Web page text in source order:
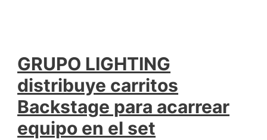
GRUPO LIGHTING
distribuye carritos
Backstage para acarrear
equipo en el set